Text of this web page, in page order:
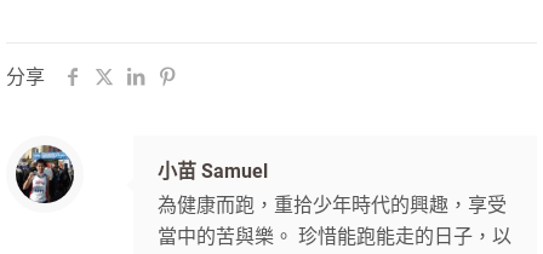
分享
小苗 Samuel
為健康而跑，重拾少年時代的興趣，享受
當中的苦與樂。 珍惜能跑能走的日子，以